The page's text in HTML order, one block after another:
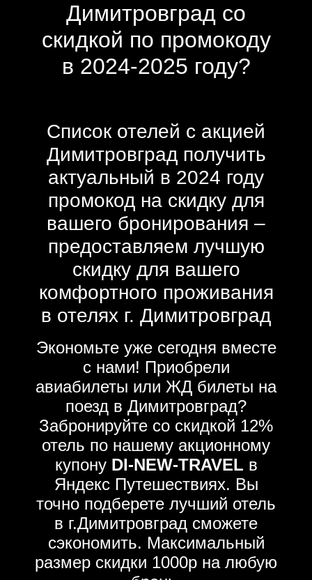
Димитровград со
скидкой по промокоду
в 2024-2025 году?
Список отелей с акцией
Димитровград получить
актуальный в 2024 году
промокод на скидку для
вашего бронирования –
предоставляем лучшую
скидку для вашего
комфортного проживания
в отелях г. Димитровград
Экономьте уже сегодня вместе
с нами! Приобрели
авиабилеты или ЖД билеты на
поезд в Димитровград?
Забронируйте со скидкой 12%
отель по нашему акционному
купону DI-NEW-TRAVEL в
Яндекс Путешествиях. Вы
точно подберете лучший отель
в г.Димитровград сможете
сэкономить. Максимальный
размер скидки 1000р на любую